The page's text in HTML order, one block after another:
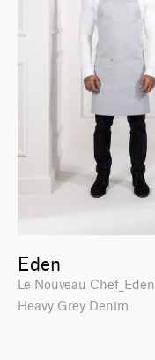
Eden
Le Nouveau Chef_Eden
Heavy Grey Denim